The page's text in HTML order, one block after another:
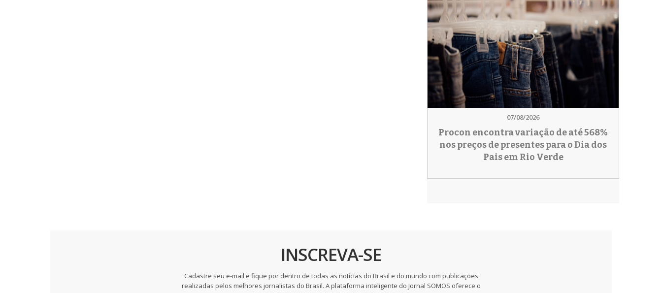
07/08/2026
Procon encontra variação de até 568%
nos preços de presentes para o Dia dos
Pais em Rio Verde
INSCREVA-SE
Cadastre seu e-mail e fique por dentro de todas as notícias do Brasil e do mundo com publicações
realizadas pelos melhores jornalistas do Brasil. A plataforma inteligente do Jornal SOMOS oferece o